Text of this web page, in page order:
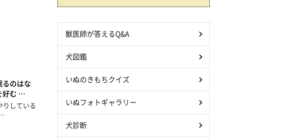
のはな
好む …
りしている
獣医師が答えるQ&A
犬図鑑
いぬのきもちクイズ
いぬフォトギャラリー
犬診断